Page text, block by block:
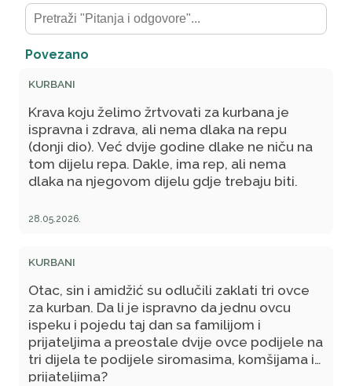
Povezano
KURBANI
Krava koju želimo žrtvovati za kurbana je
ispravna i zdrava, ali nema dlaka na repu
(donji dio). Već dvije godine dlake ne niču na
tom dijelu repa. Dakle, ima rep, ali nema
dlaka na njegovom dijelu gdje trebaju biti.
28.05.2026.
KURBANI
Otac, sin i amidžić su odlučili zaklati tri ovce
za kurban. Da li je ispravno da jednu ovcu
ispeku i pojedu taj dan sa familijom i
prijateljima a preostale dvije ovce podijele na
tri dijela te podijele siromasima, komšijama i
prijateljima?